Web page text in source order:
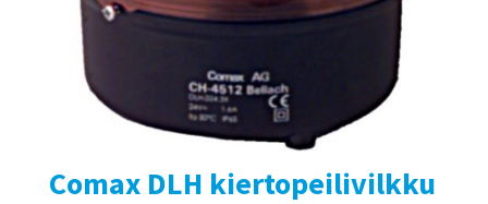
Comax DLH kiertopeilivilkku